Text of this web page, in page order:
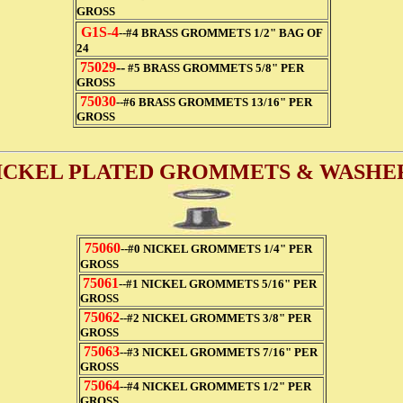
GROSS
G1S-4--#4 BRASS GROMMETS 1/2" BAG OF
24
75029--#5 BRASS GROMMETS 5/8" PER
GROSS
75030--#6 BRASS GROMMETS 13/16" PER
GROSS
PLATED GROMMETS &
75060--#0 NICKEL GROMMETS 1/4" PER
GROSS
75061--#1 NICKEL GROMMETS 5/16" PER
GROSS
75062--#2 NICKEL GROMMETS 3/8" PER
GROSS
75063--#3 NICKEL GROMMETS 7/16" PER
GROSS
75064--#4 NICKEL GROMMETS 1/2" PER